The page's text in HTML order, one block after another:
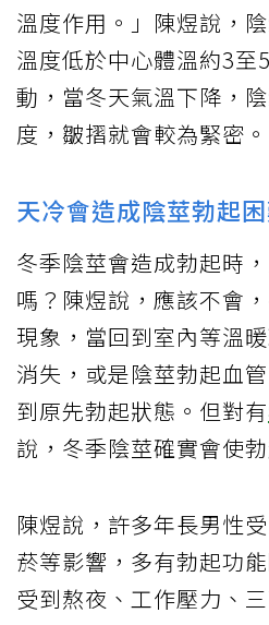
溫度作用。」陳煜說，
溫度低於中心體溫約3至
動，當冬天氣溫下降，
度，皺摺就會較為緊密。
天冷會造成陰莖勃起
冬季陰莖會造成勃起時
嗎？陳煜說，應該不會
現象，當回到室內等溫
消失，或是陰莖勃起血
到原先勃起狀態。但對有
說，冬季陰莖確實會使
陳煜說，許多年長男性
菸等影響，多有勃起功
受到熬夜、工作壓力、